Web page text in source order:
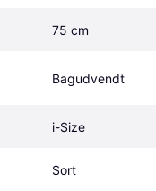
75 cm
Bagudvendt
i-Size
Sort